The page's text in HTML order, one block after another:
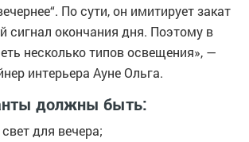
По сути, он имитирует закат
сигнал окончания дня. Поэтому в
несколько типов освещения», —
интерьера Ауне Ольга.
должны быть:
для вечера;